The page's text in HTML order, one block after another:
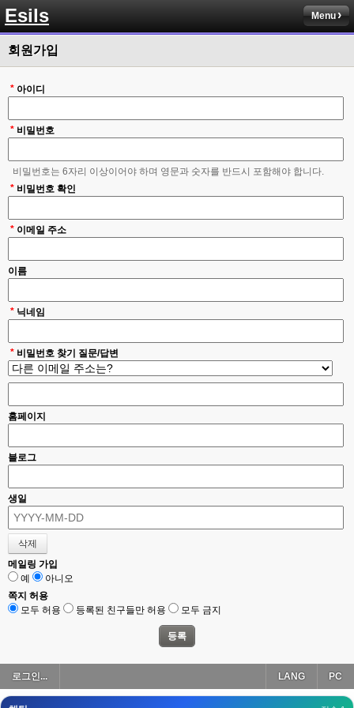
Esils Menu
회원가입
아이디
*
비밀번호
*
비밀번호는 6자리 이상이어야 하며 영문과 숫자를 반드시 포함해야 합니다.
비밀번호 확인
*
* 이메일 주소
이름
* 닉네임
* 비밀번호 찾기 질문/답변
홈페이지
블로그
생일
메일링 가입
예
아니오
쪽지 허용
모두 허용
등록된 친구들만 허용 모두 금지
로그인... PC
LANG
ㅋ
esils
그렇다고 코어랑 모듈 전부 마개조해버릴려니 난중 또 공식버전 올라오면 답
없을꺼같아서 ;;
esils 00:15
오 정상 이네요!
비회원
esils
고게임77
esils 00:17
esils 00:18
폰으로 접속해보니 3이 되는데
esils 00:18
나가도 3이네 하핫 ...
고게임77 00:18
ㅋㅋㅋㅋㅋㅋㅋㅋ
esils
이게 db 접속자수로 잡는형태로 해서 그런가 ;;
고게임77
밑에 일반웹게임이 더있었네요
esils
아 이제 2로 돌아왔군요
esils 00:19
모바일로 보는데도 좀 불편하더라구요